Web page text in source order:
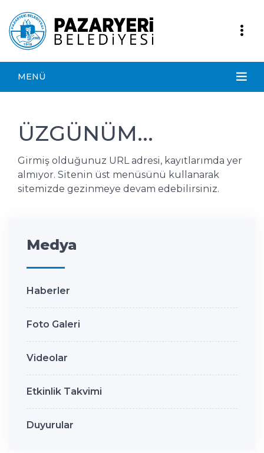
MENÜ
ÜZGÜNÜM...
Girmiş olduğunuz URL adresi, kayıtlarımda yer
almıyor. Sitenin üst menüsünü kullanarak
sitemizde gezinmeye devam edebilirsiniz.
Medya
Haberler
Foto Galeri
Videolar
Etkinlik Takvimi
Duyurular